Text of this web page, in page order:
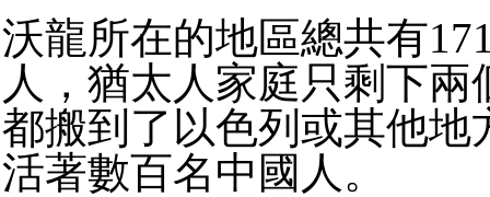
沃龍所在的地區總共有
人，猶太人家庭只剩下
都搬到了以色列或其他
活著數百名中國人。